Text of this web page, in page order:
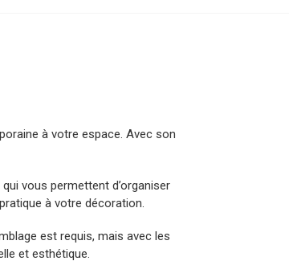
à votre espace. Avec son
qui vous permettent d’organiser
à votre décoration.
est requis, mais avec les
et esthétique.